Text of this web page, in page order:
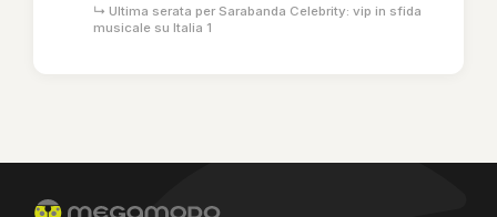
↳ Ultima serata per Sarabanda Celebrity: vip in sfida
musicale su Italia 1